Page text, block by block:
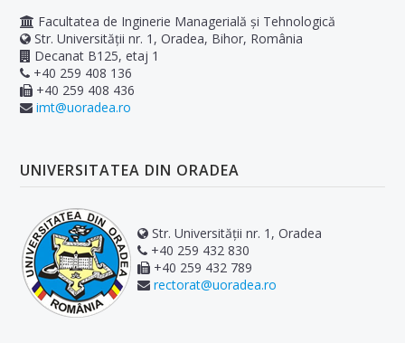
Facultatea de Inginerie Managerială și Tehnologică
Str. Universității nr. 1, Oradea, Bihor, România
Decanat B125, etaj 1
+40 259 408 136
+40 259 408 436
imt@uoradea.ro
UNIVERSITATEA DIN ORADEA
Str. Universității nr. 1, Oradea
+40 259 432 830
+40 259 432 789
rectorat@uoradea.ro